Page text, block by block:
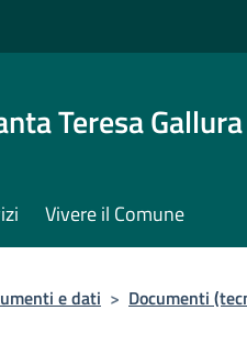
Teresa Gallura
Vivere il Comune
e dati > Documenti